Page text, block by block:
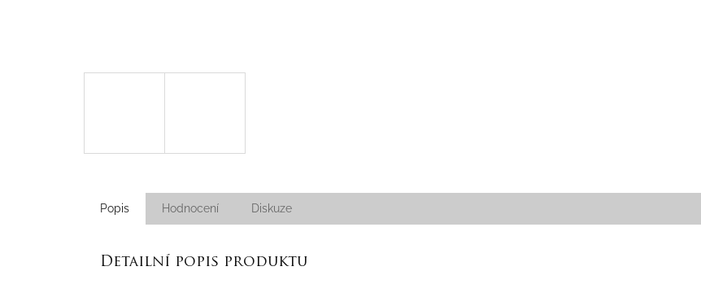
Popis Hodnocení Diskuze
Detailní popis produktu